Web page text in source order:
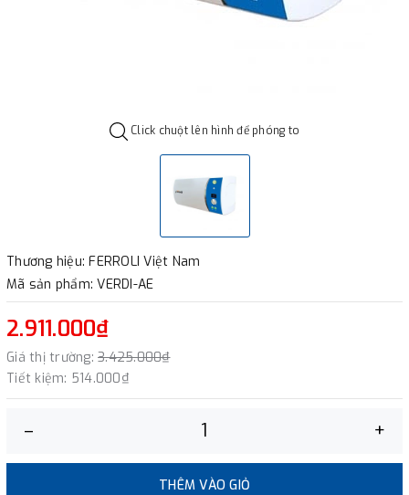
Click chuột lên hình để phóng to
Thương hiệu: FERROLI Việt Nam
Mã sản phẩm: VERDI-AE
2.911.000₫
Giá thị trường: 3.425.000₫
Tiết kiệm: 514.000₫
– +
THÊM VÀO GIỎ